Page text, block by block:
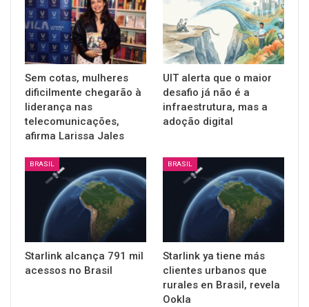
Sem cotas, mulheres
dificilmente chegarão à
liderança nas
telecomunicações,
afirma Larissa Jales
UIT alerta que o maior
desafio já não é a
infraestrutura, mas a
adoção digital
BRASIL
Starlink alcança 791 mil
acessos no Brasil
BRASIL
Starlink ya tiene más
clientes urbanos que
rurales en Brasil, revela
Ookla